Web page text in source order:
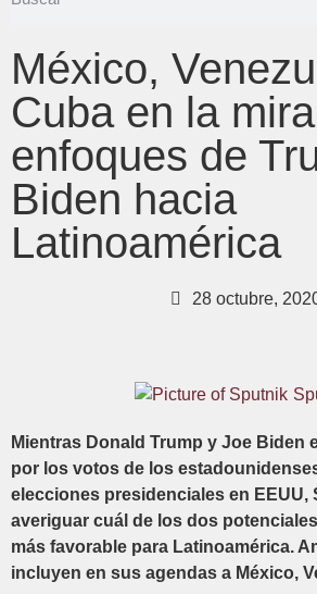
México,
Cuba en la
enfoques de
Biden hacia
Latinoamérica
28 octubre,
Mientras Donald Trump y Joe Biden
por los votos de los
elecciones presidenciales en EEUU,
averiguar cuál de los dos
más favorable para Latinoamérica.
incluyen en sus agendas a México,